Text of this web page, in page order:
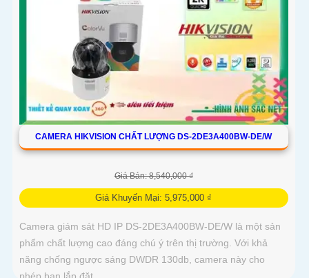
CAMERA HIKVISION CHẤT LƯỢNG DS-2DE3A400BW-DE/W
Giá Bán: 8,540,000 ₫
Giá Khuyến Mại: 5,975,000 ₫
Camera giám sát HD IP DS-2DE3A400BW-DE/W là một sản
phẩm chất lượng cao đáng chú ý trên thị trường. Với khả
năng chống ngược sáng DWDR 130db, camera này cho
phép bạn lắp đặt...